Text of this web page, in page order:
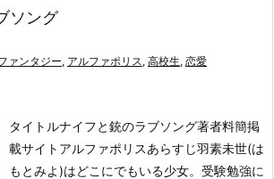
ソング
ァンタジー, アルファポリス, 高校生, 恋愛
タイトルナイフと銃のラブソング著者料簡掲
載サイト アルファポリスあらすじ羽素未世(は
もとみよ)はどこにでもいる少女。受験勉強に